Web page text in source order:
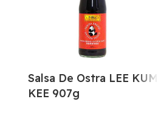
Salsa De Ostra LEE KUM
KEE 907g